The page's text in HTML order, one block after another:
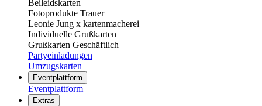
Beileidskarten
Fotoprodukte Trauer
Leonie Jung x kartenmacherei
Individuelle Grußkarten
Grußkarten Geschäftlich
Partyeinladungen
Umzugskarten
Eventplattform
Eventplattform
Extras